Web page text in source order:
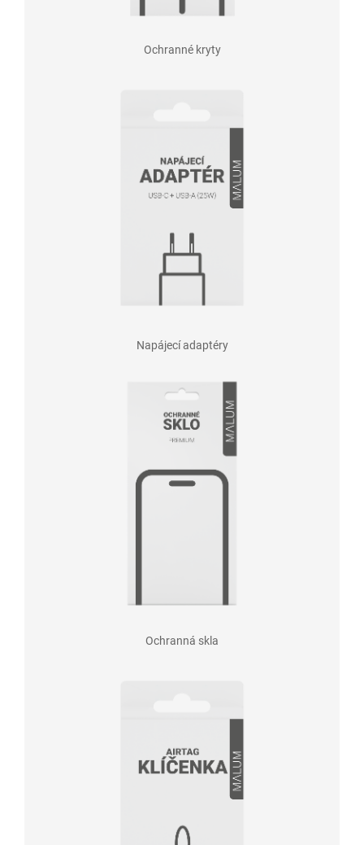
Ochranné kryty
Napájecí adaptéry
Ochranná skla